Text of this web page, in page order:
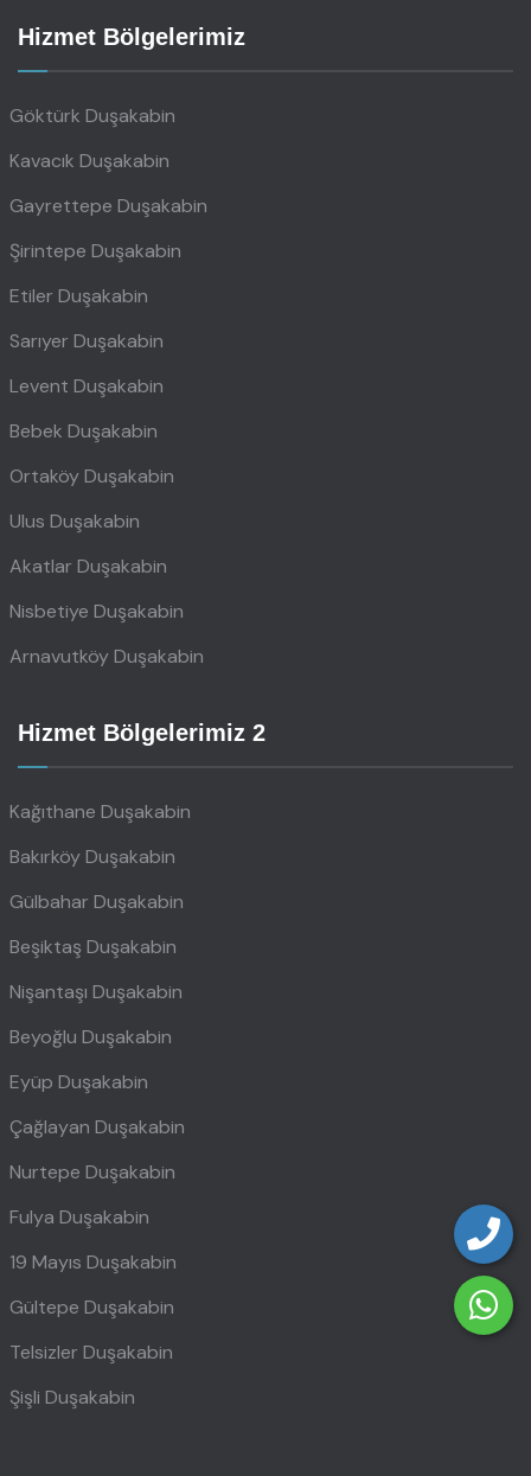
Hizmet Bölgelerimiz
Göktürk Duşakabin
Kavacık Duşakabin
Gayrettepe Duşakabin
Şirintepe Duşakabin
Etiler Duşakabin
Sarıyer Duşakabin
Levent Duşakabin
Bebek Duşakabin
Ortaköy Duşakabin
Ulus Duşakabin
Akatlar Duşakabin
Nisbetiye Duşakabin
Arnavutköy Duşakabin
Hizmet Bölgelerimiz 2
Kağıthane Duşakabin
Bakırköy Duşakabin
Gülbahar Duşakabin
Beşiktaş Duşakabin
Nişantaşı Duşakabin
Beyoğlu Duşakabin
Eyüp Duşakabin
Çağlayan Duşakabin
Nurtepe Duşakabin
Fulya Duşakabin
19 Mayıs Duşakabin
Gültepe Duşakabin
Telsizler Duşakabin
Şişli Duşakabin